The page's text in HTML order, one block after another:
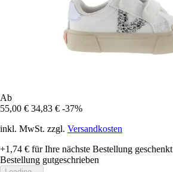
Ab
55,00 € 34,83 € -37%
inkl. MwSt. zzgl. Versandkosten
+1,74 € für Ihre nächste Bestellung geschenkt
Bestellung gutgeschrieben